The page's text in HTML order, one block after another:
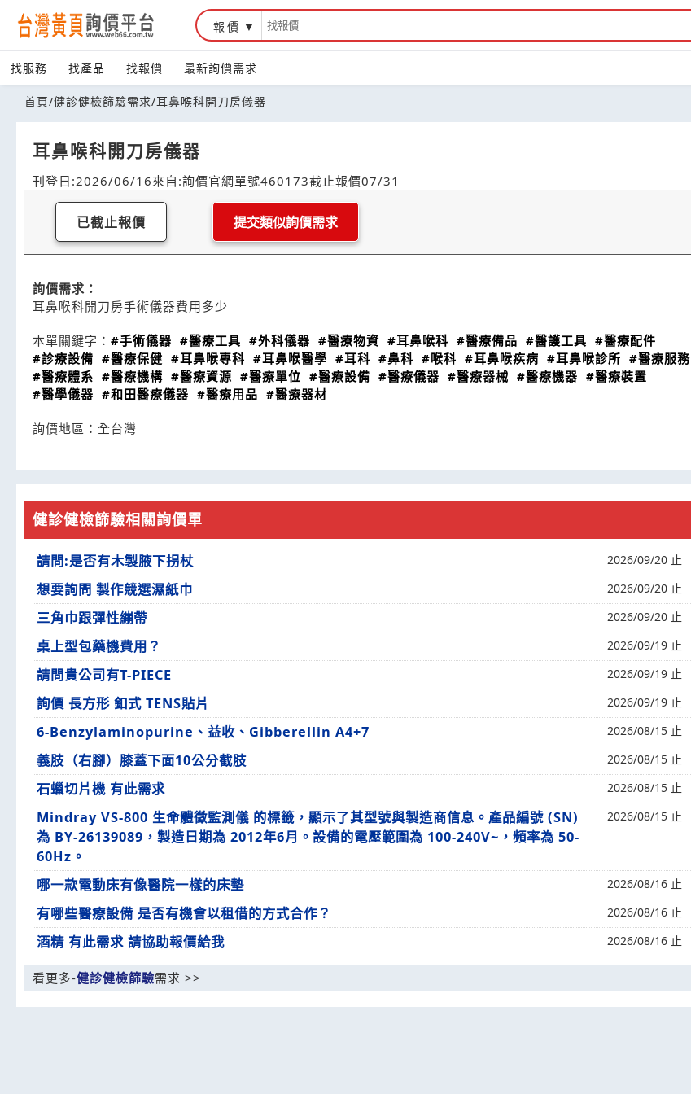
報價
找服務 找產品 找報價 最新詢價需求
首頁/健診健檢篩驗需求/耳鼻喉科開刀房儀器
耳鼻喉科開刀房儀器
刊登日:2026/06/16來自:詢價官網單號460173截止報價07/31
已截止報價 提交類似詢價需求
詢價需求：
耳鼻喉科開刀房手術儀器費用多少
本單關鍵字： #手術儀器 #醫療工具 #外科儀器 #醫療物資 #耳鼻喉科 #醫療備品 #醫護工具 #醫療配件
#診療設備 #醫療保健 #耳鼻喉專科 #耳鼻喉醫學 #耳科 #鼻科 #喉科 #耳鼻喉疾病 #耳鼻喉診所 #醫療服務
#醫療體系 #醫療機構 #醫療資源 #醫療單位 #醫療設備 #醫療儀器 #醫療器械 #醫療機器 #醫療裝置
#醫學儀器 #和田醫療儀器 #醫療用品 #醫療器材
詢價地區： 全台灣
健診健檢篩驗相關詢價單
請問:是否有木製腋下拐杖 2026/09/20 止
想要詢問 製作競選濕紙巾 2026/09/20 止
三角巾跟彈性繃帶 2026/09/20 止
桌上型包藥機費用？ 2026/09/19 止
請問貴公司有T-PIECE 2026/09/19 止
詢價 長方形 釦式 TENS貼片 2026/09/19 止
6-Benzylaminopurine、益收、Gibberellin A4+7 2026/08/15 止
義肢（右腳）膝蓋下面10公分截肢 2026/08/15 止
石蠟切片機 有此需求 2026/08/15 止
Mindray VS-800 生命體徵監測儀 的標籤，顯示了其型號與製造商信息。產品編號 (SN)
為 BY-26139089，製造日期為 2012年6月。設備的電壓範圍為 100-240V~，頻率為 50-
60Hz。
2026/08/15 止
哪一款電動床有像醫院一樣的床墊 2026/08/16 止
有哪些醫療設備 是否有機會以租借的方式合作？ 2026/08/16 止
酒精 有此需求 請協助報價給我 2026/08/16 止
看更多-健診健檢篩驗需求 >>